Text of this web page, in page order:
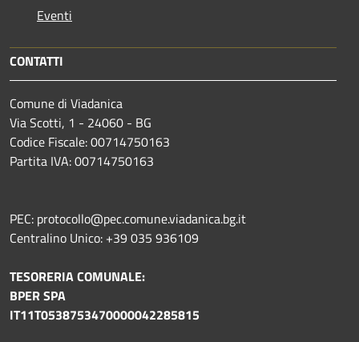
Eventi
CONTATTI
Comune di Viadanica
Via Scotti, 1 - 24060 - BG
Codice Fiscale: 00714750163
Partita IVA: 00714750163
PEC: protocollo@pec.comune.viadanica.bg.it
Centralino Unico: +39 035 936109
TESORERIA COMUNALE:
BPER SPA
IT11T0538753470000042285815